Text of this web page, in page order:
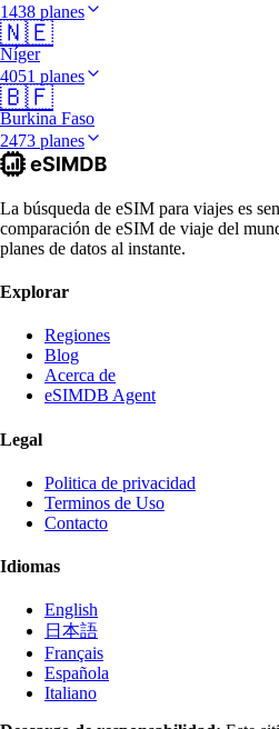
1438 planes
🇳🇪
Níger
4051 planes
🇧🇫
Burkina Faso
2473 planes
La búsqueda de eSIM para viajes es
comparación de eSIM de viaje del
planes de datos al instante.
Explorar
Regiones
Blog
Acerca de
eSIMDB Agent
Legal
Politica de privacidad
Terminos de Uso
Contacto
Idiomas
English
日本語
Français
Española
Italiano